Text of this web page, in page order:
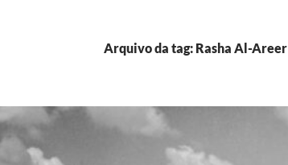
Arquivo da tag: Rasha Al-Areer